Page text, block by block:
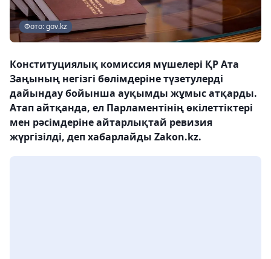
Фото: gov.kz
Конституциялық комиссия мүшелері ҚР Ата
Заңының негізгі бөлімдеріне түзетулерді
дайындау бойынша ауқымды жұмыс атқарды.
Атап айтқанда, ел Парламентінің өкілеттіктері
мен рәсімдеріне айтарлықтай ревизия
жүргізілді, деп хабарлайды Zakon.kz.